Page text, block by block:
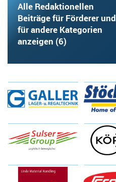
Alle Redaktionellen
Beiträge für Förderer und
für andere Kategorien
anzeigen (6)